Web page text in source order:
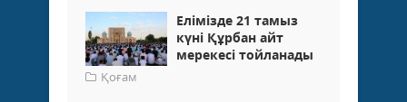
Елімізде 21 тамыз
күні Құрбан айт
мерекесі тойланады
Қоғам